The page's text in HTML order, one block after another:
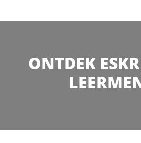
ONTDEK